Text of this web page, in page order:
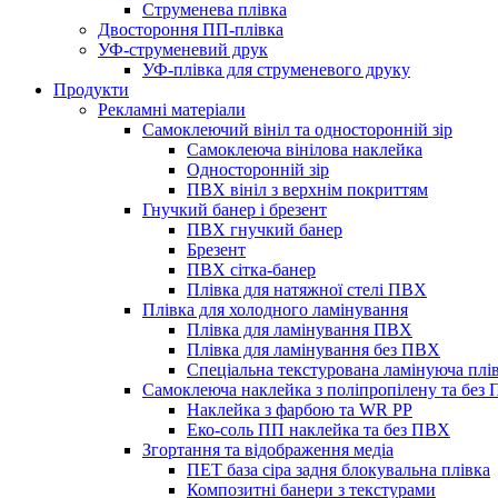
Струменева плівка
Двостороння ПП-плівка
УФ-струменевий друк
УФ-плівка для струменевого друку
Продукти
Рекламні матеріали
Самоклеючий вініл та односторонній зір
Самоклеюча вінілова наклейка
Односторонній зір
ПВХ вініл з верхнім покриттям
Гнучкий банер і брезент
ПВХ гнучкий банер
Брезент
ПВХ сітка-банер
Плівка для натяжної стелі ПВХ
Плівка для холодного ламінування
Плівка для ламінування ПВХ
Плівка для ламінування без ПВХ
Спеціальна текстурована ламінуюча
Самоклеюча наклейка з поліпропілену та
Наклейка з фарбою та WR PP
Еко-соль ПП наклейка та без ПВХ
Згортання та відображення медіа
ПЕТ база сіра задня блокувальна плівка
Композитні банери з текстурами